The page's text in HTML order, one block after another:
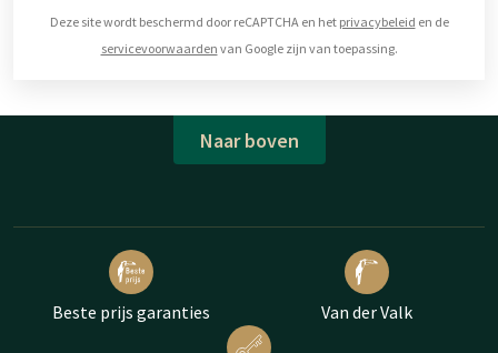
Deze site wordt beschermd door reCAPTCHA en het privacybeleid en de
servicevoorwaarden van Google zijn van toepassing.
Naar boven
Beste prijs garanties Van der Valk